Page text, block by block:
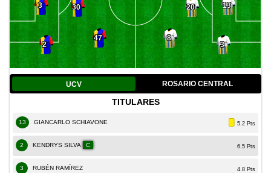
3
2
30
47
13
3
20
8
UCV ROSARIO CENTRAL
TITULARES
13 GIANCARLO SCHIAVONE 5.2 Pts
2 KENDRYS SILVA C 6.5 Pts
3 RUBÉN RAMÍREZ 4.8 Pts